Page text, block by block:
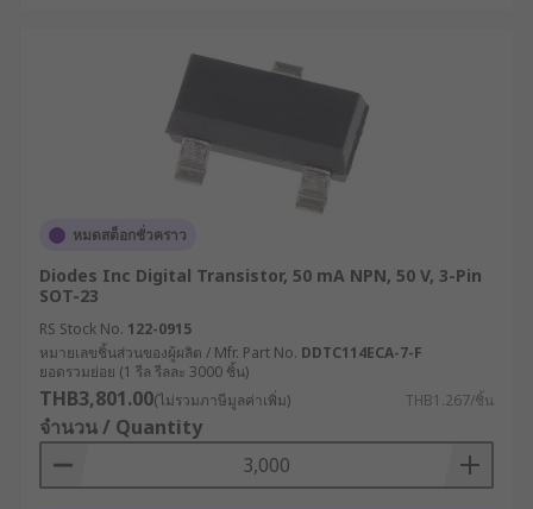
การไหลของกระแสไฟฟ้าผ่านชั้นสารกึ่งตัวนำ โดยการ
ป้อนแรงดันไฟฟ้าเข้าที่ขาเบส (Base) จะทำให้
ทรานซิสเตอร์ทำงานเป็นตัวนำ หรือฉนวน ซึ่งเป็นหลัก
การพื้นฐานที่ทำให้ทรานซิสเตอร์สามารถทำงานได้ทั้ง
ในวงจรดิจิทัลและแอนะล็อก
ประโยชน์ของทรานซิสเตอร์
ทรานซิสเตอร์ มีประโยชน์มากมายในวงจร
อิเล็กทรอนิกส์ ซึ่งที่นิยมใช้งานกันทั่วไป มีดังนี้
ขยายสัญญาณเสียงในเครื่องขยายเสียง
ควบคุมการทำงานของอุปกรณ์ไฟฟ้า
ใช้เป็นสวิตช์อิเล็กทรอนิกส์ในวงจรดิจิทัล
ประมวลผลข้อมูลในคอมพิวเตอร์
หมดสต็อกชั่วคราว
Diodes Inc Digital Transistor, 50 mA NPN, 50 V, 3-Pin
SOT-23
RS Stock No. 122-0915
หมายเลขชิ้นส่วนของผู้ผลิต / Mfr. Part No. DDTC114ECA-7-F
ยอดรวมย่อย (1 รีล รีลละ 3000 ชิ้น)
THB3,801.00(ไม่รวมภาษีมูลค่าเพิ่ม) THB1.267/ชิ้น
จำนวน / Quantity